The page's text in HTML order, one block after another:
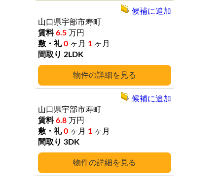
詳細
山口県宇部市寿町
6.5 万円
0 ヶ月 1 ヶ月
2LDK
候補に追加
詳細
山口県宇部市寿町
6.8 万円
0 ヶ月 1 ヶ月
3DK
候補に追加